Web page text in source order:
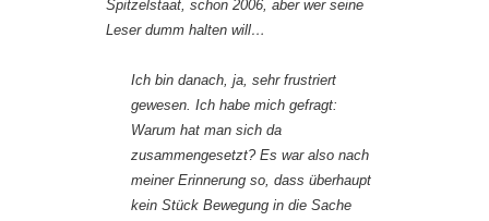
Spitzelstaat, schon 2006, aber wer seine
Leser dumm halten will…
Ich bin danach, ja, sehr frustriert
gewesen. Ich habe mich gefragt:
Warum hat man sich da
zusammengesetzt? Es war also nach
meiner Erinnerung so, dass überhaupt
kein Stück Bewegung in die Sache